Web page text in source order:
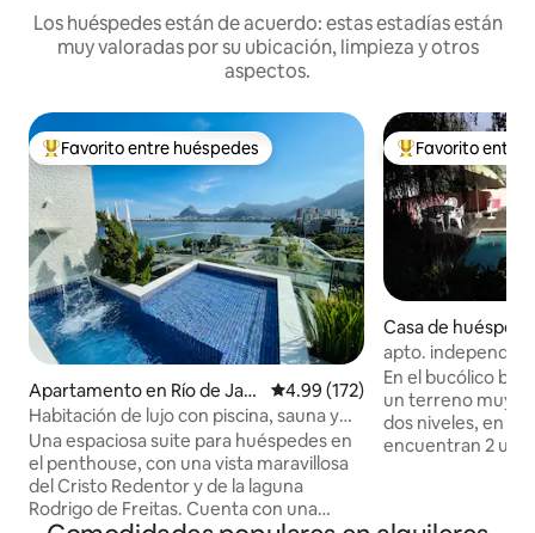
Los huéspedes están de acuerdo: estas estadías están
muy valoradas por su ubicación, limpieza y otros
aspectos.
Favorito entre huéspedes preferido
Favorito entre huéspedes
Apartamento en Río de Jan
eiro
Calificación promedio: 4.99 de
4.99 (172)
Habitación de lujo con piscina, sauna y
privacidad.
Una espaciosa suite para huéspedes en
el penthouse, con una vista maravillosa
del Cristo Redentor y de la laguna
Rodrigo de Freitas. Cuenta con una
Favorito entre
Favorito entre
Casa de
a Teresa
apto.
con piscina
En el bucólico
un terreno muy
dos niveles, en la
encuentran 2